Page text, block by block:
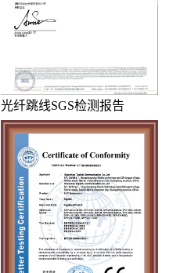
光纤跳线SGS检测报告